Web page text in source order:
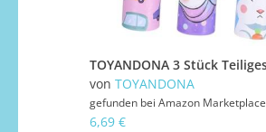
von TOYANDONA
gefunden bei Amazon Marketplace
6,69 €